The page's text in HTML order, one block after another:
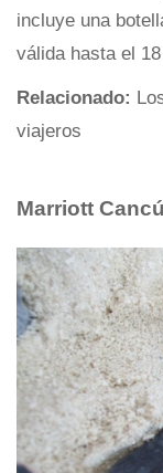
incluye una
válida hasta el
Relacionado:
viajeros
Marriott